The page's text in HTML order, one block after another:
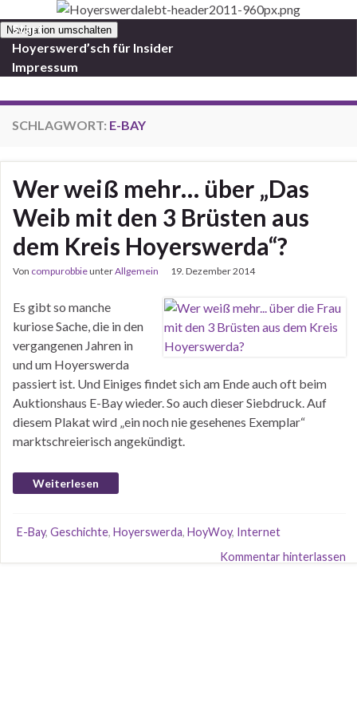
Navigation umschalten
Start
Hoyerswerd’sch für Insider
Impressum
SCHLAGWORT: E-BAY
Wer weiß mehr… über „Das
Weib mit den 3 Brüsten aus
dem Kreis Hoyerswerda“?
Von compurobbieunterAllgemein 19. Dezember 2014
Es gibt so manche
kuriose Sache, die in den
vergangenen Jahren in
und um Hoyerswerda
passiert ist. Und Einiges findet sich am Ende auch oft beim
Auktionshaus E-Bay wieder. So auch dieser Siebdruck. Auf
diesem Plakat wird „ein noch nie gesehenes Exemplar“
marktschreierisch angekündigt.
Weiterlesen
E-Bay, Geschichte, Hoyerswerda, HoyWoy, Internet
Kommentar hinterlassen